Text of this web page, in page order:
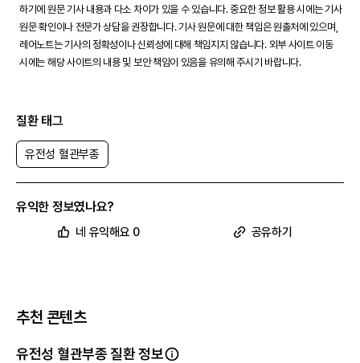
하기에 원문 기사 내용과 다소 차이가 있을 수 있습니다. 중요한 정보 활용 시에는 기사
원문 확인이나 전문가 상담을 권장합니다. 기사 원문에 대한 책임은 원출처에 있으며,
레어노트는 기사의 정확성이나 신뢰성에 대해 책임지지 않습니다. 외부 사이트 이동
시에는 해당 사이트의 내용 및 보안 책임이 있음을 유의해 주시기 바랍니다.
질환 태그
유전성 혈관부종
유익한 정보였나요?
네 유익해요 0 공유하기
추천 콘텐츠
유전성 혈관부종 질환 정보